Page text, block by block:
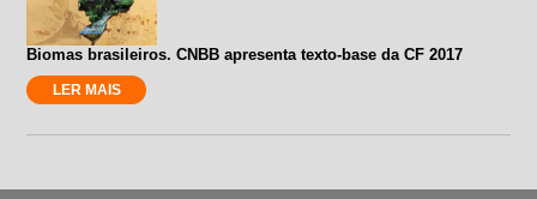
Biomas brasileiros. CNBB apresenta texto-base da CF 2017
LER MAIS